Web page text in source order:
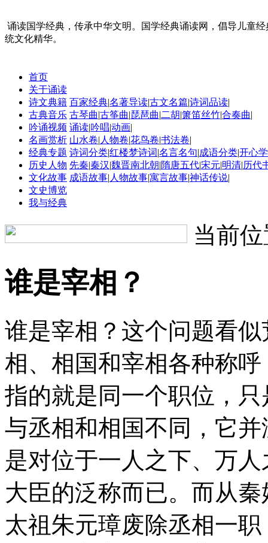
诵读国学经典，传承中华文明。国学经典诵读网，倡导儿童
统文化精华。
首页
关于诵读
诗文典籍 百家经典|名著导读|古文名篇|诗词品读|
古典音乐 古琴曲|古筝曲|琵琶曲|二胡|箫笛丝竹|合奏曲|
吟诵视频 诵读|吟唱|动画|
名画赏析 山水卷| 人物卷|花鸟卷|书法卷|
经典专题 诗词分类|红楼梦诗词|名言名句|成语分类|开心
历史人物 先秦|秦汉|魏晋南北朝|隋唐五代|宋元|明清|历代
文化故事 成语故事| 人物故事|寓言故事|神话传说|
文史博览
我与经典
当前
谁是宰相？
谁是宰相？这个问题看
相、相国和宰相各种称
指的就是同一个职位，
与丞相和相国不同，它
是对位于一人之下、万
大臣的泛称而已。而从
太祖朱元璋废除丞相一